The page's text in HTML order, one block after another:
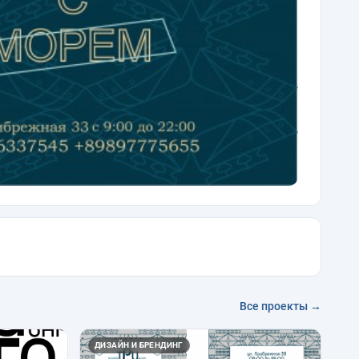
Все проекты →
ДИЗАЙН И БРЕНДИНГ